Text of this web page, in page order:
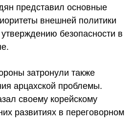
представил основные
внешней политики
безопасности в
затронули также
арцахской проблемы.
своему корейскому
развитиях в переговорном